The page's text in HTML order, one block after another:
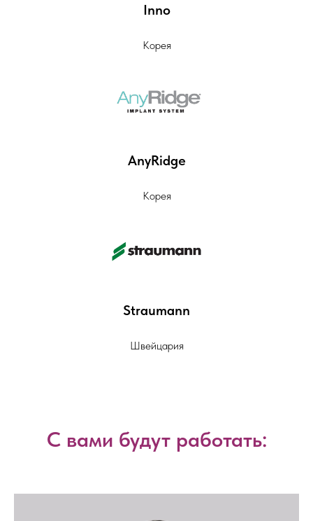
Inno
Корея
AnyRidge
Корея
Straumann
Швейцария
С вами будут работать: